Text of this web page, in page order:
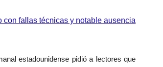
con fallas técnicas y notable ausencia
estadounidense pidióa lectores que